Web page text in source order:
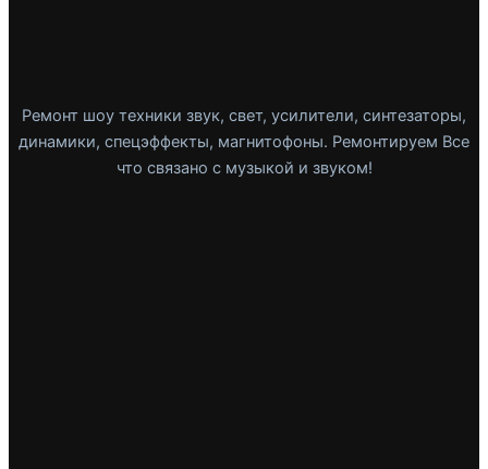
Ремонт шоу техники звук, свет, усилители, синтезаторы,
динамики, спецэффекты, магнитофоны. Ремонтируем Все
что связано с музыкой и звуком!